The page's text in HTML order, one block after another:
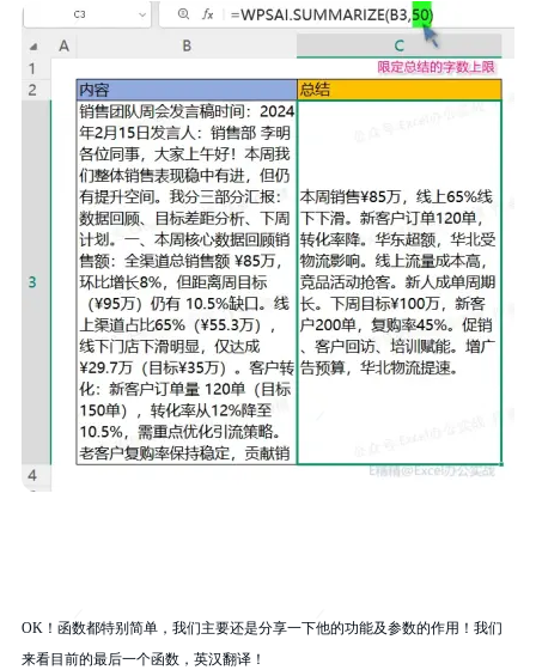
OK！函数都特别简单，我们主要还是分享一下他的功能及参数的作用！我们
来看目前的最后一个函数，英汉翻译！